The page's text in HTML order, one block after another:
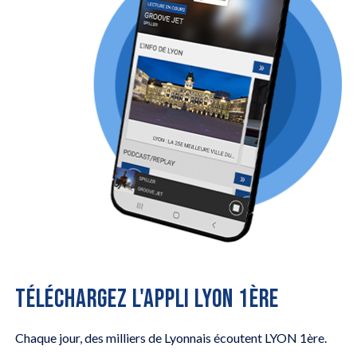
TÉLÉCHARGEZ L'APPLI LYON 1ÈRE
Chaque jour, des milliers de Lyonnais écoutent LYON 1ère.